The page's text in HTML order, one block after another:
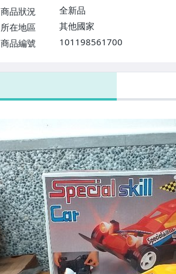
商品狀況
全新品
所在地區
其他國家
商品編號
101198561700
7-ELEVEN 運費只要38元